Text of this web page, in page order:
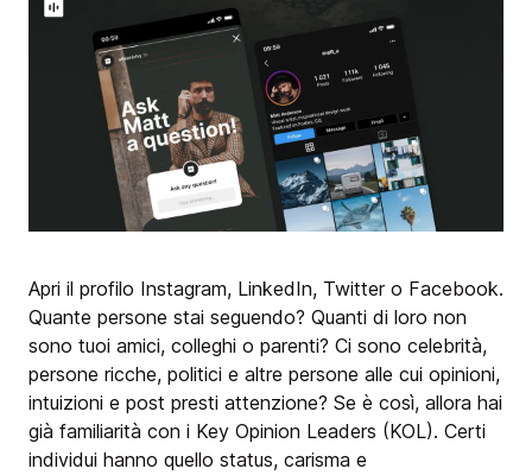
Apri il profilo Instagram, LinkedIn, Twitter o Facebook.
Quante persone stai seguendo? Quanti di loro non
sono tuoi amici, colleghi o parenti? Ci sono celebrità,
persone ricche, politici e altre persone alle cui opinioni,
intuizioni e post presti attenzione? Se è così, allora hai
già familiarità con i Key Opinion Leaders (KOL). Certi
individui hanno quello status, carisma e